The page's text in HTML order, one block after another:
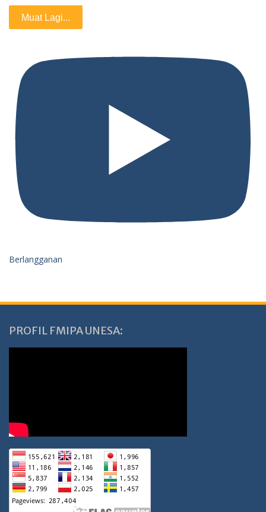
Muat Lagi...
Berlangganan
PROFIL FMIPA UNESA: